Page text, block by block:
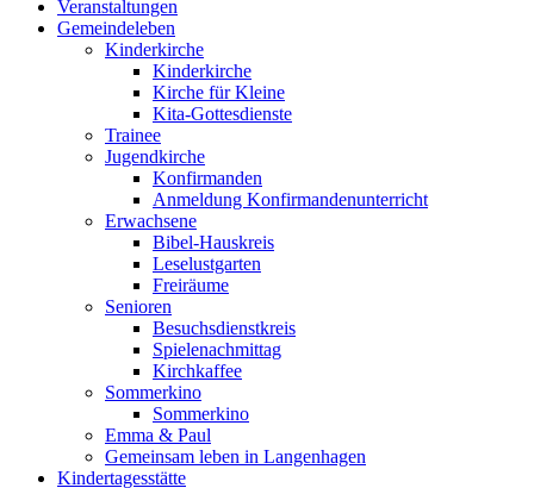
Veranstaltungen
Gemeindeleben
Kinderkirche
Kinderkirche
Kirche für Kleine
Kita-Gottesdienste
Trainee
Jugendkirche
Konfirmanden
Anmeldung Konfirmandenunterricht
Erwachsene
Bibel-Hauskreis
Leselustgarten
Freiräume
Senioren
Besuchsdienstkreis
Spielenachmittag
Kirchkaffee
Sommerkino
Sommerkino
Emma & Paul
Gemeinsam leben in Langenhagen
Kindertagesstätte